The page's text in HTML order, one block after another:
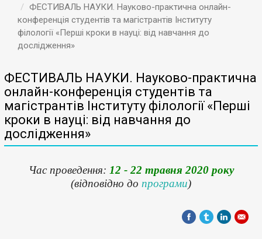
ФЕСТИВАЛЬ НАУКИ. Науково-практична онлайн-
конференція студентів та магістрантів Інституту
філології «Перші кроки в науці: від навчання до
дослідження»
ФЕСТИВАЛЬ НАУКИ. Науково-практична
онлайн-конференція студентів та
магістрантів Інституту філології «Перші
кроки в науці: від навчання до
дослідження»
Час проведення: 12 - 22 травня 2020 року
(відповідно до програми)